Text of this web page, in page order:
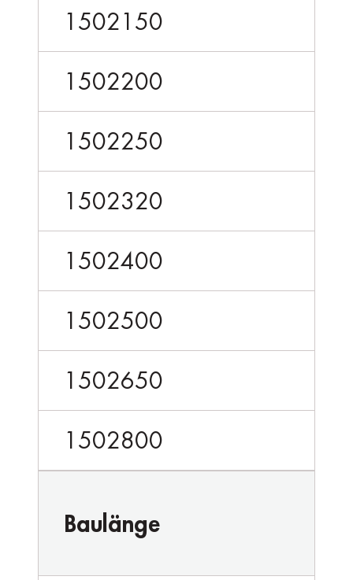
1502150
1502200
1502250
1502320
1502400
1502500
1502650
1502800
Baulänge